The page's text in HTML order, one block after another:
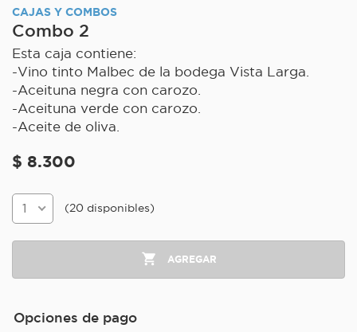
CAJAS Y COMBOS
Combo 2
Esta caja contiene:
-Vino tinto Malbec de la bodega Vista Larga.
-Aceituna negra con carozo.
-Aceituna verde con carozo.
-Aceite de oliva.
$ 8.300
(20 disponibles)
AGREGAR
Opciones de pago